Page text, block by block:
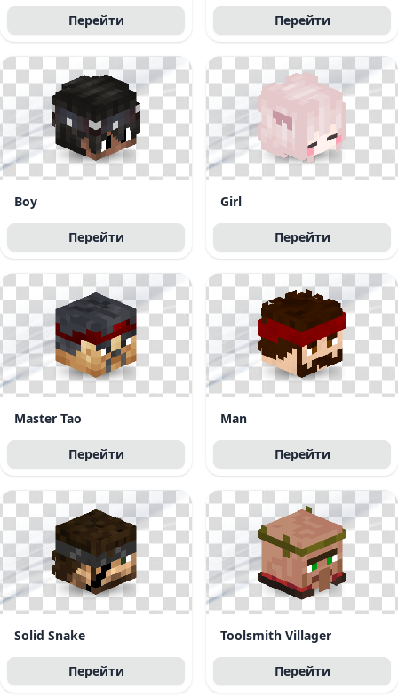
Перейти Перейти
Boy
Перейти
Girl
Перейти
Master Tao
Перейти
Man
Перейти
Solid Snake
Перейти
Toolsmith Villager
Перейти